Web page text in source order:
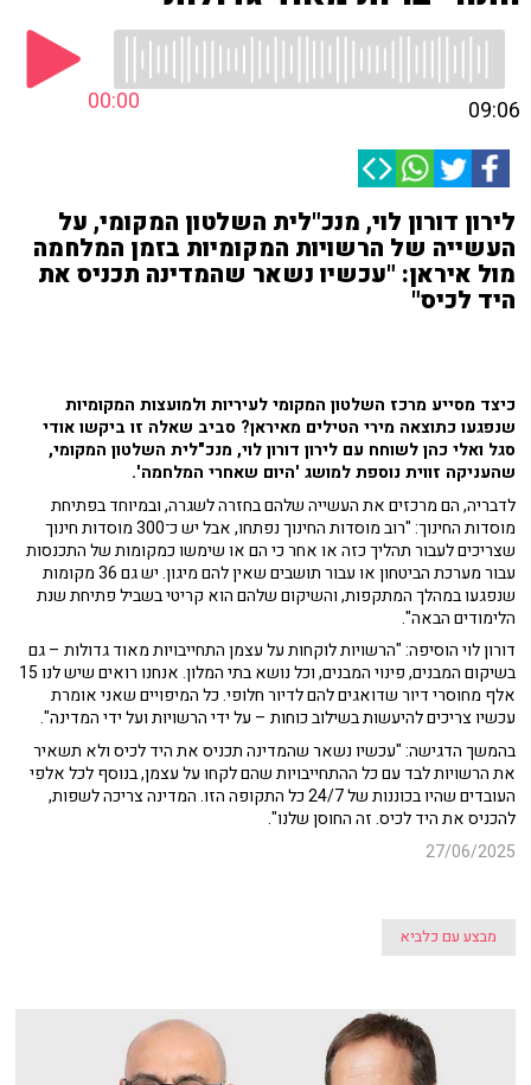
00:00 09:06
לירון דורון לוי, מנכ"לית השלטון המקומי, על
העשייה של הרשויות המקומיות בזמן המלחמה
מול איראן: "עכשיו נשאר שהמדינה תכניס את
היד לכיס"
כיצד מסייע מרכז השלטון המקומי לעיריות ולמועצות המקומיות
שנפגעו כתוצאה מירי הטילים מאיראן? סביב שאלה זו ביקשו אודי
סגל ואלי כהן לשוחח עם לירון דורון לוי, מנכ"לית השלטון המקומי,
שהעניקה זווית נוספת למושג 'היום שאחרי המלחמה'.
לדבריה, הם מרכזים את העשייה שלהם בחזרה לשגרה, ובמיוחד בפתיחת
מוסדות החינוך: "רוב מוסדות החינוך נפתחו, אבל יש כ־300 מוסדות חינוך
שצריכים לעבור תהליך כזה או אחר כי הם או שימשו כמקומות של התכנסות
עבור מערכת הביטחון או עבור תושבים שאין להם מיגון. יש גם 36 מקומות
שנפגעו במהלך המתקפות, והשיקום שלהם הוא קריטי בשביל פתיחת שנת
הלימודים הבאה".
דורון לוי הוסיפה: "הרשויות לוקחות על עצמן התחייבויות מאוד גדולות – גם
בשיקום המבנים, פינוי המבנים, וכל נושא בתי המלון. אנחנו רואים שיש לנו 15
אלף מחוסרי דיור שדואגים להם לדיור חלופי. כל המיפויים שאני אומרת
עכשיו צריכים להיעשות בשילוב כוחות – על ידי הרשויות ועל ידי המדינה".
בהמשך הדגישה: "עכשיו נשאר שהמדינה תכניס את היד לכיס ולא תשאיר
את הרשויות לבד עם כל ההתחייבויות שהם לקחו על עצמן, בנוסף לכל אלפי
העובדים שהיו בכוננות של 24/7 כל התקופה הזו. המדינה צריכה לשפות,
להכניס את היד לכיס. זה החוסן שלנו".
27/06/2025
מבצע עם כלביא